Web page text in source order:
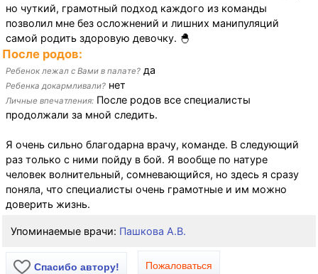
но чуткий, грамотный подход каждого из команды
позволил мне без осложнений и лишних манипуляций
самой родить здоровую девочку. 🐣
После родов:
Ребенок лежал с Вами в палате? да
Ребенка докармливали? нет
Личные впечатления: После родов все специалисты
продолжали за мной следить.
Я очень сильно благодарна врачу, команде. В следующий
раз только с ними пойду в бой. Я вообще по натуре
человек волнительный, сомневающийся, но здесь я сразу
поняла, что специалисты очень грамотные и им можно
доверить жизнь.
Упоминаемые врачи: Пашкова А.В.
Спасибо автору!
Пожаловаться